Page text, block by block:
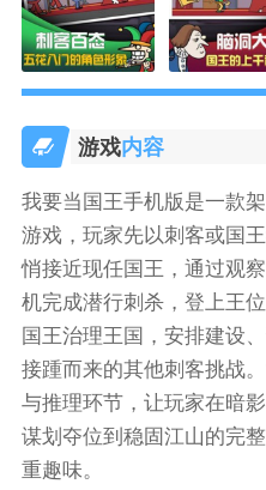
游戏内容
我要当国王手机版是一款
游戏，玩家先以刺客或国
悄接近现任国王，通过观
机完成潜行刺杀，登上王
国王治理王国，安排建设
接踵而来的其他刺客挑战
与推理环节，让玩家在暗
谋划夺位到稳固江山的完
重趣味。